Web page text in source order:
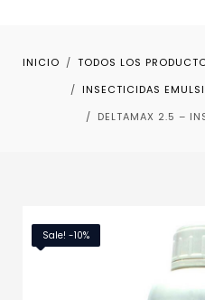
INICIO TODOS LOS
INSECTICIDAS
DELTAMAX 2.5 –
Sale! -10%